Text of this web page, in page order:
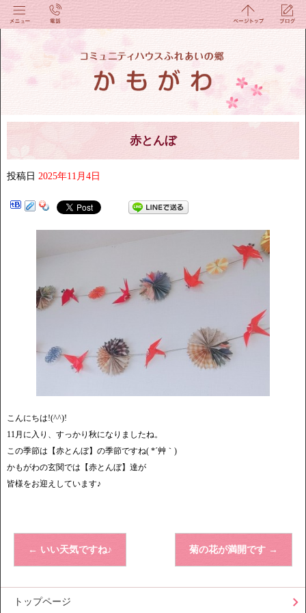
赤とんぼ
投稿日 2025年11月4日
こんにちは!(^^)!
11月に入り、すっかり秋になりましたね。
この季節は【赤とんぼ】の季節ですね( *´艸｀)
かもがわの玄関では【赤とんぼ】達が
皆様をお迎えしています♪
← いい天気ですね♪ 菊の花が満開です →
トップページ